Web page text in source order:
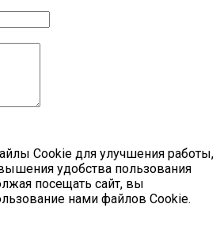
Cookie для улучшения работы,
удобства пользования
посещать сайт, вы
нами файлов Cookie.